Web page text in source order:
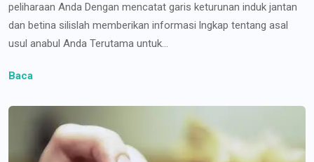
peliharaan Anda Dengan mencatat garis keturunan induk jantan
dan betina silislah memberikan informasi lngkap tentang asal
usul anabul Anda Terutama untuk...
Baca